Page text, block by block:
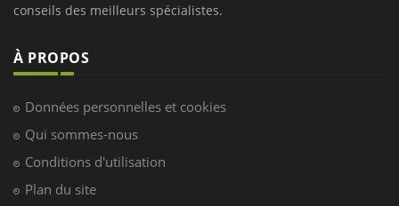
conseils des meilleurs spécialistes.
À PROPOS
Données personnelles et cookies
Qui sommes-nous
Conditions d'utilisation
Plan du site